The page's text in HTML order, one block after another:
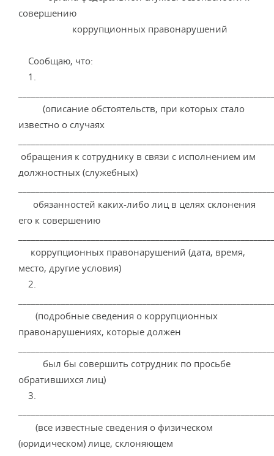
совершению
коррупционных правонарушений
Сообщаю, что:
1.
(описание обстоятельств, при которых стало
известно о случаях
обращения к сотруднику в связи с исполнением им
должностных (служебных)
обязанностей каких-либо лиц в целях склонения
его к совершению
коррупционных правонарушений (дата, время,
место, другие условия)
2.
(подробные сведения о коррупционных
правонарушениях, которые должен
был бы совершить сотрудник по просьбе
обратившихся лиц)
3.
(все известные сведения о физическом
(юридическом) лице, склоняющем